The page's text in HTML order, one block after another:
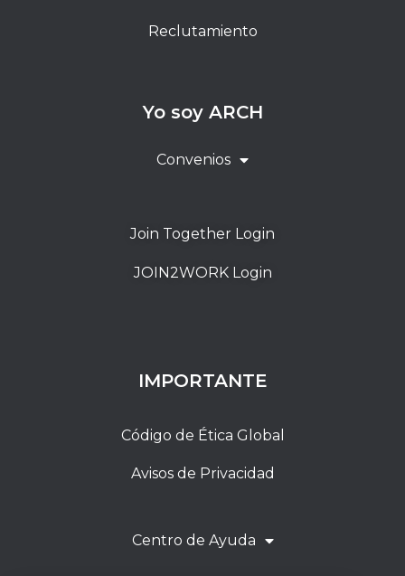
Reclutamiento
Yo soy ARCH
Convenios
Join Together Login
JOIN2WORK Login
IMPORTANTE
Código de Ética Global
Avisos de Privacidad
Centro de Ayuda